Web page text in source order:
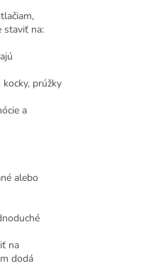
staviť na:
prúžky
a
alebo
na
dodá